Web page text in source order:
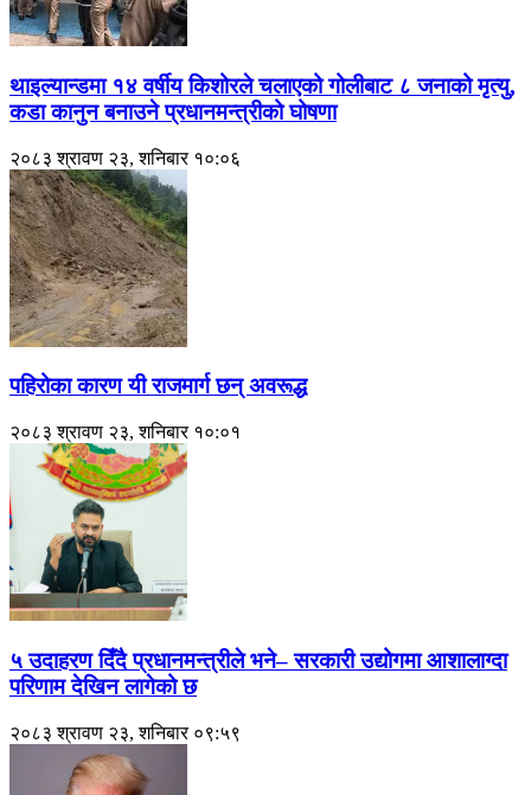
थाइल्यान्डमा १४ वर्षीय किशोरले चलाएको गोलीबाट ८ जनाको मृत्यु,
कडा कानुन बनाउने प्रधानमन्त्रीको घोषणा
२०८३ श्रावण २३, शनिबार १०:०६
पहिरोका कारण यी राजमार्ग छन् अवरूद्ध
२०८३ श्रावण २३, शनिबार १०:०१
५ उदाहरण दिँदै प्रधानमन्त्रीले भने– सरकारी उद्योगमा आशालाग्दा
परिणाम देखिन लागेको छ
२०८३ श्रावण २३, शनिबार ०९:५९